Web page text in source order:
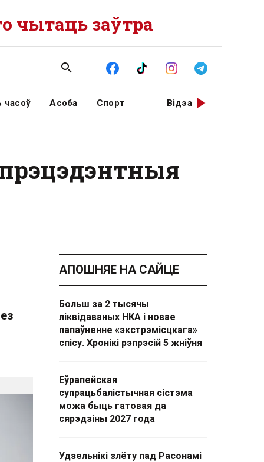
чытаць заўтра
часоў Асоба Спорт Відэа
АПОШНЯЕ НА САЙЦЕ
Больш за 2 тысячы
ліквідаваных НКА і новае
папаўненне «экстрэмісцкага»
спісу. Хронікі рэпрэсій 5 жніўня
Еўрапейская
супрацьбалістычная сістэма
можа быць гатовая да
сярэдзіны 2027 года
Удзельнікі злёту пад Расонамі